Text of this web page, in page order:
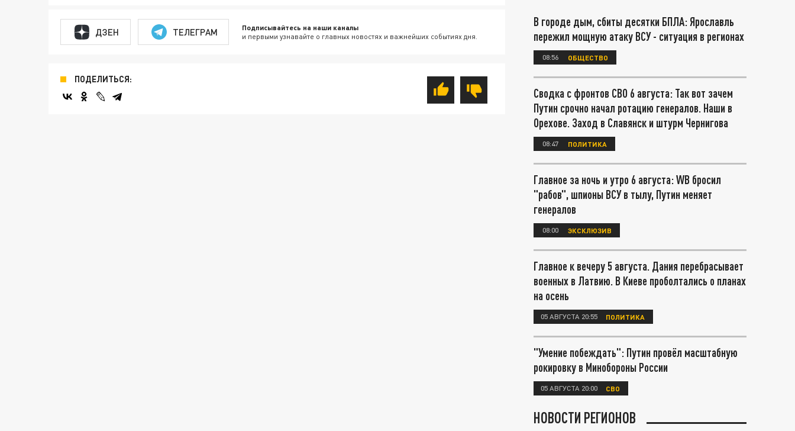
ДЗЕН ТЕЛЕГРАМ Подписывайтесь на наши каналы
и первыми узнавайте о главных новостях и важнейших событиях дня.
ПОДЕЛИТЬСЯ:
В городе дым, сбиты десятки БПЛА: Ярославль
пережил мощную атаку ВСУ - ситуация в регионах
08:56 ОБЩЕСТВО
Сводка с фронтов СВО 6 августа: Так вот зачем
Путин срочно начал ротацию генералов. Наши в
Орехове. Заход в Славянск и штурм Чернигова
08:47 ПОЛИТИКА
Главное за ночь и утро 6 августа: WB бросил
"рабов", шпионы ВСУ в тылу, Путин меняет
генералов
08:00 ЭКСКЛЮЗИВ
Главное к вечеру 5 августа. Дания перебрасывает
военных в Латвию. В Киеве проболтались о планах
на осень
05 АВГУСТА 20:55 ПОЛИТИКА
"Умение побеждать": Путин провёл масштабную
рокировку в Минобороны России
05 АВГУСТА 20:00 СВО
НОВОСТИ РЕГИОНОВ